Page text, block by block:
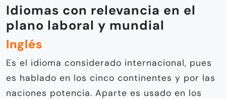
Idiomas con relevancia en el
plano laboral y mundial
Inglés
Es el idioma considerado internacional, pues
es hablado en los cinco continentes y por las
naciones potencia. Aparte es usado en los